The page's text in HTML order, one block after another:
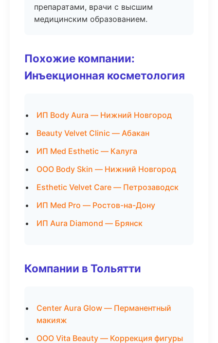
препаратами, врачи с высшим
медицинским образованием.
Похожие компании:
Инъекционная косметология
ИП Body Aura — Нижний Новгород
Beauty Velvet Clinic — Абакан
ИП Med Esthetic — Калуга
ООО Body Skin — Нижний Новгород
Esthetic Velvet Care — Петрозаводск
ИП Med Pro — Ростов-на-Дону
ИП Aura Diamond — Брянск
Компании в Тольятти
Center Aura Glow — Перманентный
макияж
ООО Vita Beauty — Коррекция фигуры